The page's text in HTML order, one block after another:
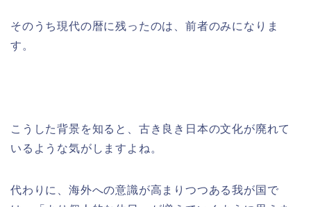
そのうち現代の暦に残ったのは、前者のみになりま
す。
こうした背景を知ると、古き良き日本の文化が廃れて
いるような気がしますよね。
代わりに、海外への意識が高まりつつある我が国で